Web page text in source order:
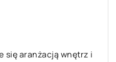
się aranżacją wnętrz i